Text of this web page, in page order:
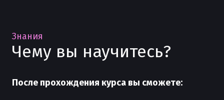
Знания
Чему вы научитесь?
После прохождения курса вы сможете: